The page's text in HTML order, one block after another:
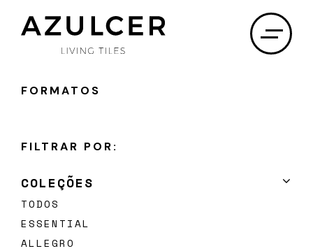
×
SOBRE NÓS
PROJETOS
PRODUTOS
DOWNLOADS
FORMATOS
FILTRAR POR:
COLEÇÕES
TODOS
ESSENTIAL
ALLEGRO